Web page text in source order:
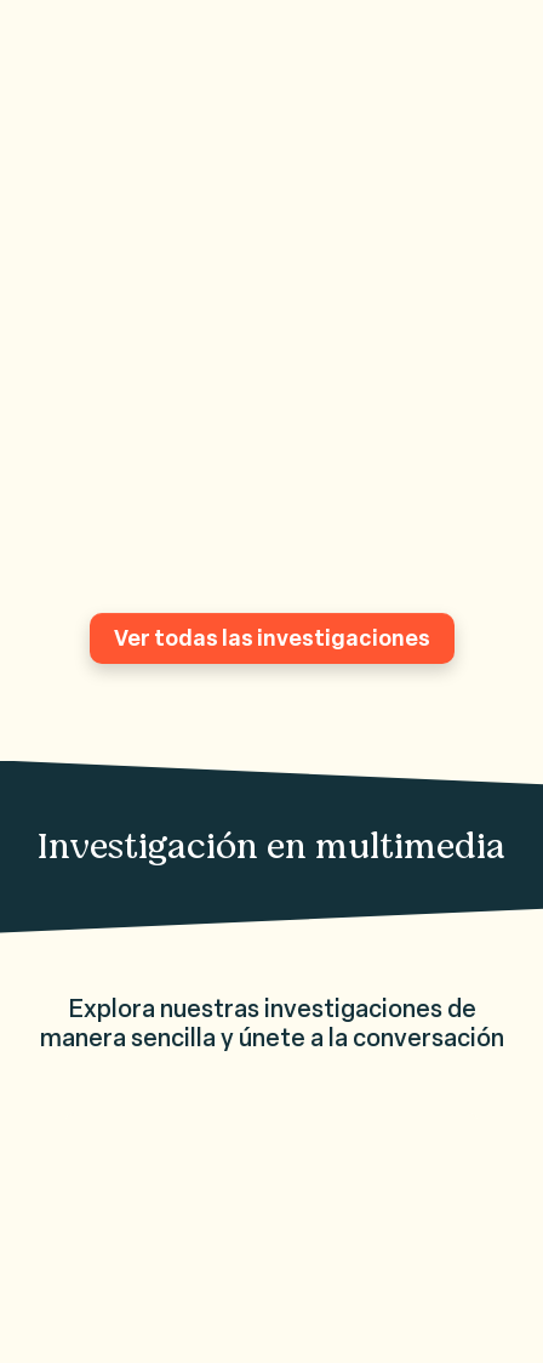
Ver todas las investigaciones
Investigación en multimedia
Explora nuestras investigaciones de
manera sencilla y únete a la conversación